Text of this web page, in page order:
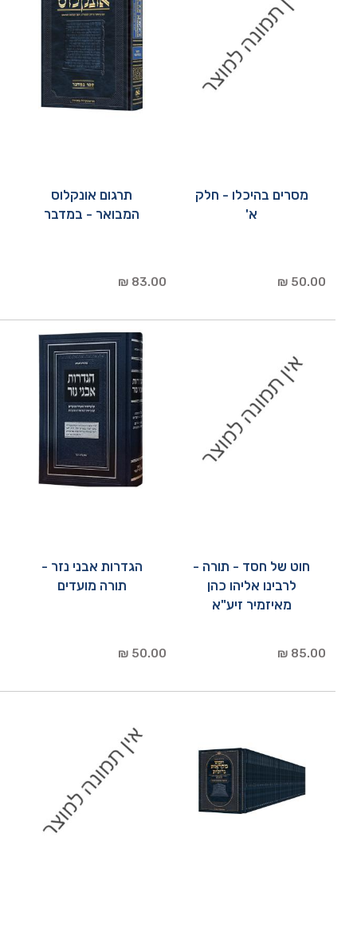
תרגום אונקלוס
המבואר - במדבר
83.00 ₪
מסרים בהיכלו - חלק
א'
50.00 ₪
הגדרות אבני נזר -
תורה מועדים
50.00 ₪
חוט של חסד - תורה -
לרבינו אליהו כהן
מאיזמיר זיע"א
85.00 ₪